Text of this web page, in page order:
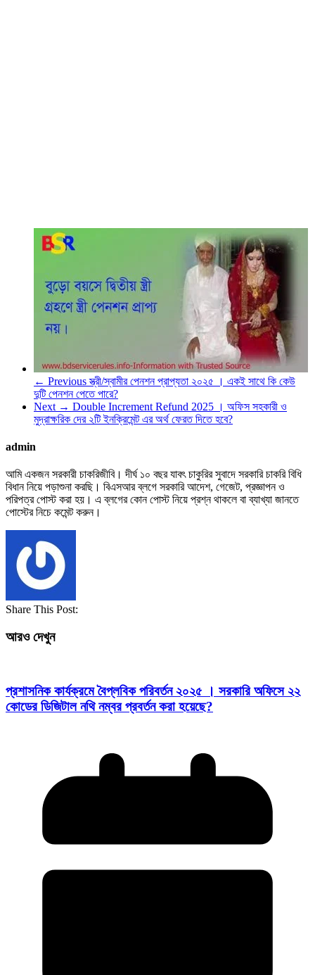
← Previousস্ত্রী/স্বামীর পেনশন প্রাপ্যতা ২০২৫ । একই সাথে কি কেউ
দুটি পেনশন পেতে পারে?
Next → Double Increment Refund 2025 । অফিস সহকারী ও
মুদ্রাক্ষরিক দের ২টি ইনক্রিমেন্ট এর অর্থ ফেরত দিতে হবে?
admin
আমি একজন সরকারী চাকরিজীবি। দীর্ঘ ১০ বছর যাবৎ চাকুরির সুবাদে সরকারি চাকরি বিধি
বিধান নিয়ে পড়াশুনা করছি। বিএসআর ব্লগে সরকারি আদেশ, গেজেট, প্রজ্ঞাপন ও
পরিপত্র পোস্ট করা হয়। এ ব্লগের কোন পোস্ট নিয়ে প্রশ্ন থাকলে বা ব্যাখ্যা জানতে
পোস্টের নিচে কমেন্ট করুন।
Share This Post:
আরও দেখুন
প্রশাসনিক কার্যক্রমে বৈপ্লবিক পরিবর্তন ২০২৫ । সরকারি অফিসে ২২
কোডের ডিজিটাল নথি নম্বর প্রবর্তন করা হয়েছে?